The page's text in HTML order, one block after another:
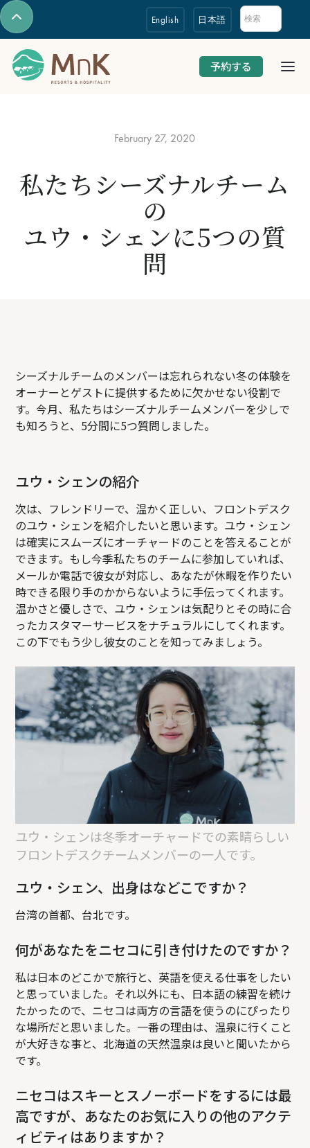
English 日本語
予約する
February 27, 2020
私たちシーズナルチーム
の
ユウ・シェンに5つの質
問
シーズナルチームのメンバーは忘れられない冬の体験を
オーナーとゲストに提供するために欠かせない役割で
す。今月、私たちはシーズナルチームメンバーを少しで
も知ろうと、5分間に5つ質問しました。
ユウ・シェンの紹介
次は、フレンドリーで、温かく正しい、フロントデスク
のユウ・シェンを紹介したいと思います。ユウ・シェン
は確実にスムーズにオーチャードのことを答えることが
できます。もし今季私たちのチームに参加していれば、
メールか電話で彼女が対応し、あなたが休暇を作りたい
時できる限り手のかからないように手伝ってくれます。
温かさと優しさで、ユウ・シェンは気配りとその時に合
ったカスタマーサービスをナチュラルにしてくれます。
この下でもう少し彼女のことを知ってみましょう。
ユウ・シェンは冬季オーチャードでの素晴らしい
フロントデスクチームメンバーの一人です。
ユウ・シェン、出身はなどこですか？
台湾の首都、台北です。
何があなたをニセコに引き付けたのですか？
私は日本のどこかで旅行と、英語を使える仕事をしたい
と思っていました。それ以外にも、日本語の練習を続け
たかったので、ニセコは両方の言語を使うのにぴったり
な場所だと思いました。一番の理由は、温泉に行くこと
が大好きな事と、北海道の天然温泉は良いと聞いたから
です。
ニセコはスキーとスノーボードをするには最
高ですが、あなたのお気に入りの他のアクテ
ィビティはありますか？